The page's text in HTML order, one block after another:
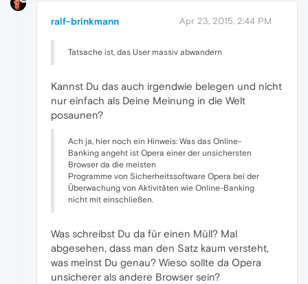
ralf-brinkmann Apr 23, 2015, 2:44 PM
Tatsache ist, das User massiv abwandern
Kannst Du das auch irgendwie belegen und nicht
nur einfach als Deine Meinung in die Welt
posaunen?
Ach ja, hier noch ein Hinweis: Was das Online-
Banking angeht ist Opera einer der unsichersten
Browser da die meisten
Programme von Sicherheitssoftware Opera bei der
Überwachung von Aktivitäten wie Online-Banking
nicht mit einschließen.
Was schreibst Du da für einen Müll? Mal
abgesehen, dass man den Satz kaum versteht,
was meinst Du genau? Wieso sollte da Opera
unsicherer als andere Browser sein?